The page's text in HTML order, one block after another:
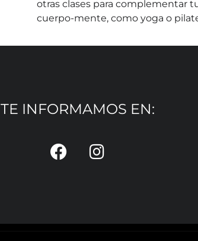
otras clases para complementar
cuerpo-mente, como yoga o
TE INFORMAMOS EN: